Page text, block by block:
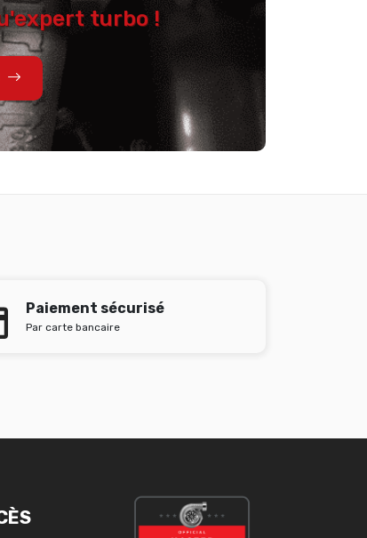
turbo !
Paiement sécurisé
Par carte bancaire